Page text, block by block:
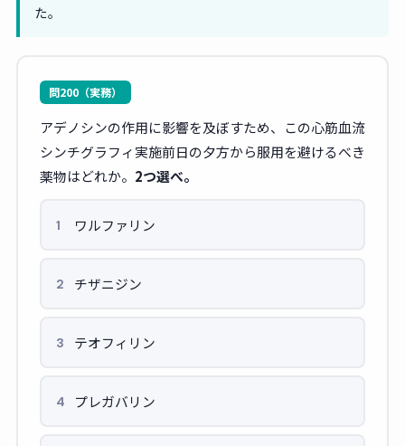
た。
問200（実務）
アデノシンの作用に影響を及ぼすため、この心筋血流
シンチグラフィ実施前日の夕方から服用を避けるべき
薬物はどれか。 2つ選べ。
1 ワルファリン
2 チザニジン
3 テオフィリン
4 プレガバリン